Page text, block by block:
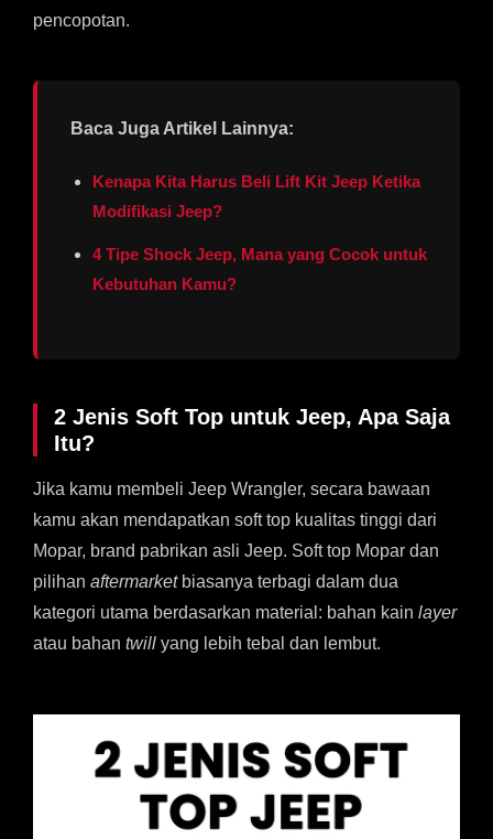
pencopotan.
Baca Juga Artikel Lainnya:
Kenapa Kita Harus Beli Lift Kit Jeep Ketika
Modifikasi Jeep?
4 Tipe Shock Jeep, Mana yang Cocok untuk
Kebutuhan Kamu?
2 Jenis Soft Top untuk Jeep, Apa Saja
Itu?
Jika kamu membeli Jeep Wrangler, secara bawaan
kamu akan mendapatkan soft top kualitas tinggi dari
Mopar, brand pabrikan asli Jeep. Soft top Mopar dan
pilihan aftermarketbiasanya terbagi dalam dua
kategori utama berdasarkan material: bahan kain layer
atau bahan twill yang lebih tebal dan lembut.